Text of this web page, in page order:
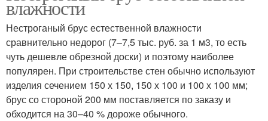
влажности
Нестроганый брус естественной влажности
сравнительно недорог (7–7,5 тыс. руб. за 1 м3, то есть
чуть дешевле обрезной доски) и поэтому наиболее
популярен. При строительстве стен обычно используют
изделия сечением 150 х 150, 150 х 100 и 100 х 100 мм;
брус со стороной 200 мм поставляется по заказу и
обходится на 30–40 % дороже обычного.